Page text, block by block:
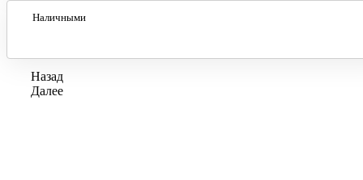
Наличными
Назад
Далее